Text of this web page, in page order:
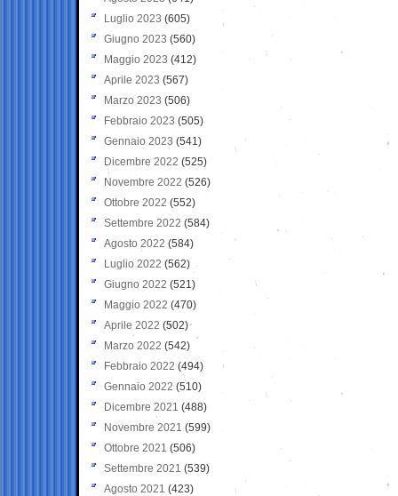
Luglio 2023 (605)
Giugno 2023 (560)
Maggio 2023 (412)
Aprile 2023 (567)
Marzo 2023 (506)
Febbraio 2023 (505)
Gennaio 2023 (541)
Dicembre 2022 (525)
Novembre 2022 (526)
Ottobre 2022 (552)
Settembre 2022 (584)
Agosto 2022 (584)
Luglio 2022 (562)
Giugno 2022 (521)
Maggio 2022 (470)
Aprile 2022 (502)
Marzo 2022 (542)
Febbraio 2022 (494)
Gennaio 2022 (510)
Dicembre 2021 (488)
Novembre 2021 (599)
Ottobre 2021 (506)
Settembre 2021 (539)
Agosto 2021 (423)